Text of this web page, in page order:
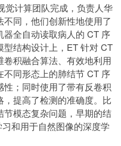
觉计算团队完成，负责人华
同，他们创新性地使用了
全自动读取病人的 CT 序
结构设计上，ET 针对 CT
积融合算法、有效地利用
同形态上的肺结节 CT 序
；同时使用了带有反卷积
提高了检测的准确度。比
模态复杂问题，早期的结
和用于自然图像的深度学